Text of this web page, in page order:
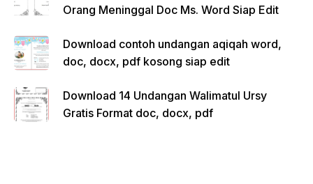
Orang Meninggal Doc Ms. Word Siap Edit
Download contoh undangan aqiqah word,
doc, docx, pdf kosong siap edit
Download 14 Undangan Walimatul Ursy
Gratis Format doc, docx, pdf